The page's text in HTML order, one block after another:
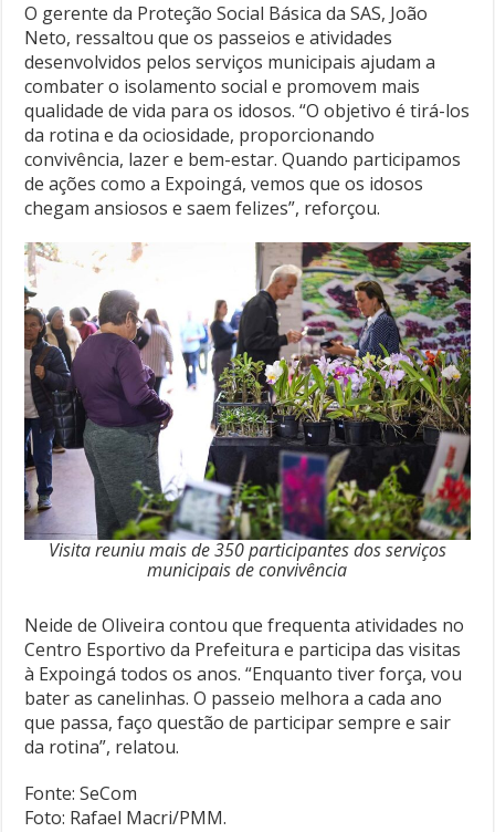
O gerente da Proteção Social Básica da SAS, João
Neto, ressaltou que os passeios e atividades
desenvolvidos pelos serviços municipais ajudam a
combater o isolamento social e promovem mais
qualidade de vida para os idosos. “O objetivo é tirá-los
da rotina e da ociosidade, proporcionando
convivência, lazer e bem-estar. Quando participamos
de ações como a Expoingá, vemos que os idosos
chegam ansiosos e saem felizes”, reforçou.
Visita reuniu mais de 350 participantes dos serviços
municipais de convivência
Neide de Oliveira contou que frequenta atividades no
Centro Esportivo da Prefeitura e participa das visitas
à Expoingá todos os anos. “Enquanto tiver força, vou
bater as canelinhas. O passeio melhora a cada ano
que passa, faço questão de participar sempre e sair
da rotina”, relatou.
Fonte: SeCom
Foto: Rafael Macri/PMM.